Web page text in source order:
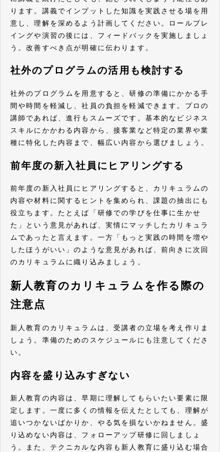
ります。講義でインプットした知識を実践させる場を用
意し、理解を深めるよう計画してください。ロールプレ
イングや演習の後には、フィードバックを実施しましょ
う。改善すべき点が明確に伝わります。
社外のプログラムの活用も検討する
社外のプログラムを用意すると、研修の準備にかかる手
間や時間を軽減し、社員の負担を軽減できます。プロの
講師であれば、進行もスムーズです。基本的なビジネス
スキルにかかわる内容から、接客業など特定の業界や業
種に特化した内容まで、幅広い内容から選びましょう。
前年度の新入社員にヒアリングする
前年度の新入社員にヒアリングすると、カリキュラムの
内容や材料に関するヒントを集められ、課題の抽出にも
役立ちます。たとえば「研修での学びを仕事に生かせ
た」という意見があれば、実情にマッチしたカリキュラ
ムであったと言えます。一方「もっと実践の時間を増や
したほうがいい」のような意見があれば、前向きに次回
のカリキュラムに織り込みましょう。
新人教育のカリキュラムを作る際の
注意点
新人教育のカリキュラムは、受講者の立場を考え作りま
しょう。準備のためのスケジュールにも注意してくださ
い。
内容を盛り込みすぎない
新人教育の内容は、早期に理解してもらいたい要素に限
定します。一度に多くの情報を伝えたとしても、理解が
追いつかないばかりか、やる気を損ないかねません。盛
り込めない内容は、フォローアップ研修に回しましょ
う。また、テクニカルな内容も新人教育に盛り込む場合